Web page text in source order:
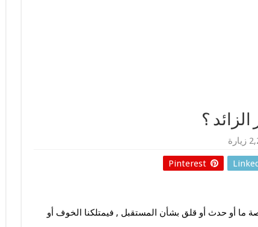
؟
Pinterest
ما أو حدث أو قلق بشأن المستقبل , فيمتلكنا الخوف أو